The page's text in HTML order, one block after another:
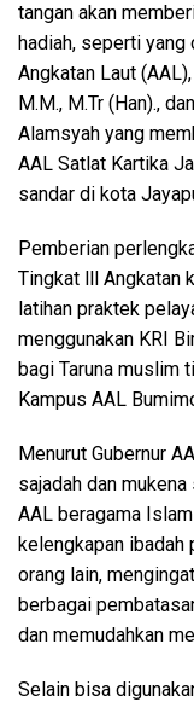
tangan akan
hadiah, seperti yang
Angkatan Laut
M.M., M.Tr (Han).,
Alamsyah yang
AAL Satlat Kartika
sandar di kota
Pemberian
Tingkat lll Angkatan
latihan praktek
menggunakan KRI
bagi Taruna muslim
Kampus AAL
Menurut Gubernur
sajadah dan
AAL beragama
kelengkapan ibadah
orang lain,
berbagai
dan memudahkan
Selain bisa